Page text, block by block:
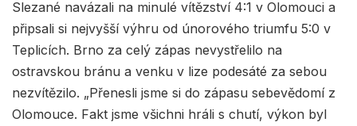
Slezané navázali na minulé vítězství 4:1 v Olomouci a
připsali si nejvyšší výhru od únorového triumfu 5:0 v
Teplicích. Brno za celý zápas nevystřelilo na
ostravskou bránu a venku v lize podesáté za sebou
nezvítězilo. „Přenesli jsme si do zápasu sebevědomí z
Olomouce. Fakt jsme všichni hráli s chutí, výkon byl